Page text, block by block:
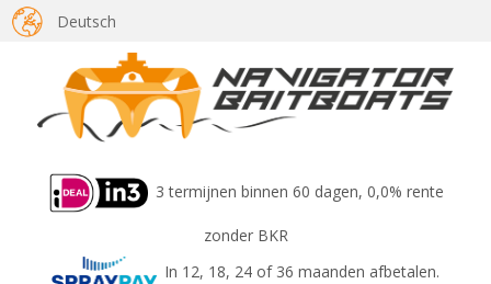
Deutsch
3 termijnen binnen 60 dagen, 0,0% rente
zonder BKR
In 12, 18, 24 of 36 maanden afbetalen.